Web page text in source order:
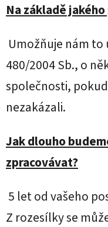
Na základě
Umožňuje nám to
480/2004 Sb., o
společnosti,
nezakázali.
Jak dlouho
zpracovávat?
5 let od vašeho
Z rozesílky se